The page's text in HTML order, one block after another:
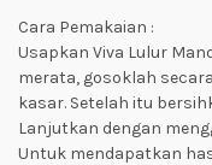
Cara Pemakaian :
Usapkan Viva Lulur
merata, gosoklah
kasar. Setelah itu
Lanjutkan dengan
Untuk mendapatkan